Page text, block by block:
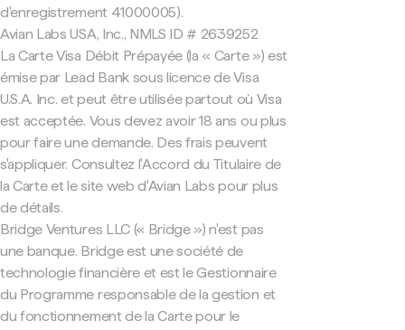
d'enregistrement 41000005).
Avian Labs USA, Inc., NMLS ID # 2639252
La Carte Visa Débit Prépayée (la « Carte ») est
émise par Lead Bank sous licence de Visa
U.S.A. Inc. et peut être utilisée partout où Visa
est acceptée. Vous devez avoir 18 ans ou plus
pour faire une demande. Des frais peuvent
s'appliquer. Consultez l'Accord du Titulaire de
la Carte et le site web d'Avian Labs pour plus
de détails.
Bridge Ventures LLC (« Bridge ») n'est pas
une banque. Bridge est une société de
technologie financière et est le Gestionnaire
du Programme responsable de la gestion et
du fonctionnement de la Carte pour le